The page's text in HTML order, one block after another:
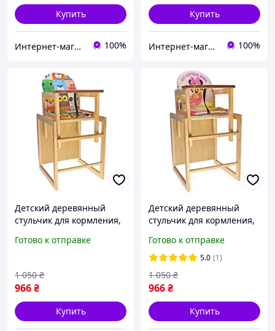
Купить
Интернет-магазин "IgroShop" 100%
Купить
Интернет-магазин "IgroShop" 100%
Детский деревянный
стульчик для кормления,
"ZOO".
Готово к отправке
966₴
1 050 ₴
Купить
Детский деревянный
стульчик для кормления,
"My little girl".
Готово к отправке
5.0 (1)
966₴
1 050 ₴
Купить